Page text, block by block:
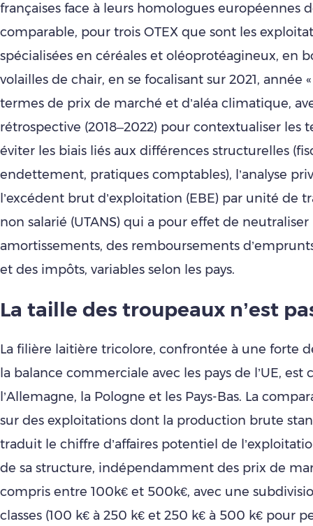
françaises face à leurs homologues européennes
comparable, pour trois OTEX que sont les
spécialisées en céréales et oléoprotéagineux, en
volailles de chair, en se focalisant sur 2021, année
termes de prix de marché et d’aléa climatique,
rétrospective (2018–2022) pour contextualiser les
éviter les biais liés aux différences structurelles
endettement, pratiques comptables), l’analyse
l’excédent brut d’exploitation (EBE) par unité de
non salarié (UTANS) qui a pour effet de neutraliser
amortissements, des remboursements
et des impôts, variables selon les pays.
La taille des troupeaux n’est
La filière laitière tricolore, confrontée à une forte
la balance commerciale avec les pays de l’UE, est
l’Allemagne, la Pologne et les Pays-Bas. La
sur des exploitations dont la production brute
traduit le chiffre d’affaires potentiel de
de sa structure, indépendamment des prix de
compris entre 100k€ et 500k€, avec une
classes (100 k€ à 250 k€ et 250 k€ à 500 k€ pour